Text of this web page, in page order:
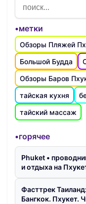
•метки
Обзоры Пляжей
Большой Будда
Обзоры Баров
тайская кухня
тайский массаж
•горячее
Phuket •
и отдыха на
Фасттрек
Бангкок. Пхукет.